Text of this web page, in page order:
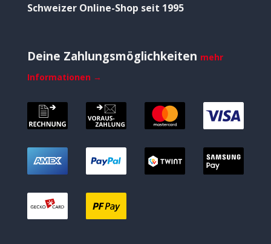
Schweizer Online-Shop seit 1995
Deine Zahlungsmöglichkeiten mehr
Informationen →